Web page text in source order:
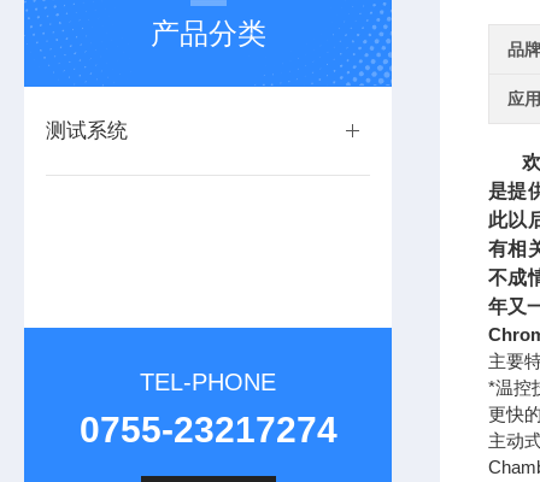
产品分类
测试系统
TEL-PHONE
0755-23217274
品牌
应
欢
是提
此以
有相
不成
年又
主要
*温控
更快
主动